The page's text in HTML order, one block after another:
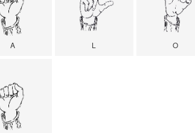
A L O